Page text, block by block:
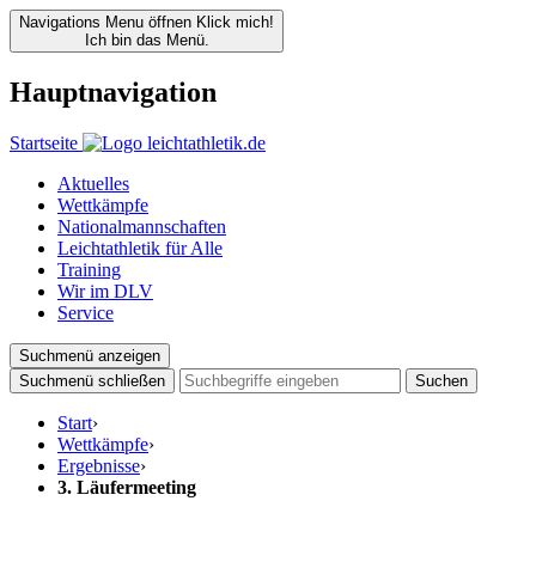
Navigations Menu öffnen Klick mich!
Ich bin das Menü.
Hauptnavigation
Startseite
Aktuelles
Wettkämpfe
Nationalmannschaften
Leichtathletik für Alle
Training
Wir im DLV
Service
Suchmenü anzeigen
Suchmenü schließen
Suchen
Start›
Wettkämpfe›
Ergebnisse›
3. Läufermeeting